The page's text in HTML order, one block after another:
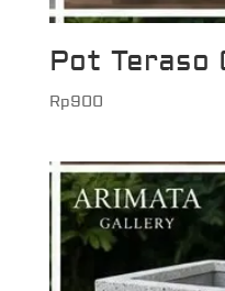
Pot Teraso
Rp900